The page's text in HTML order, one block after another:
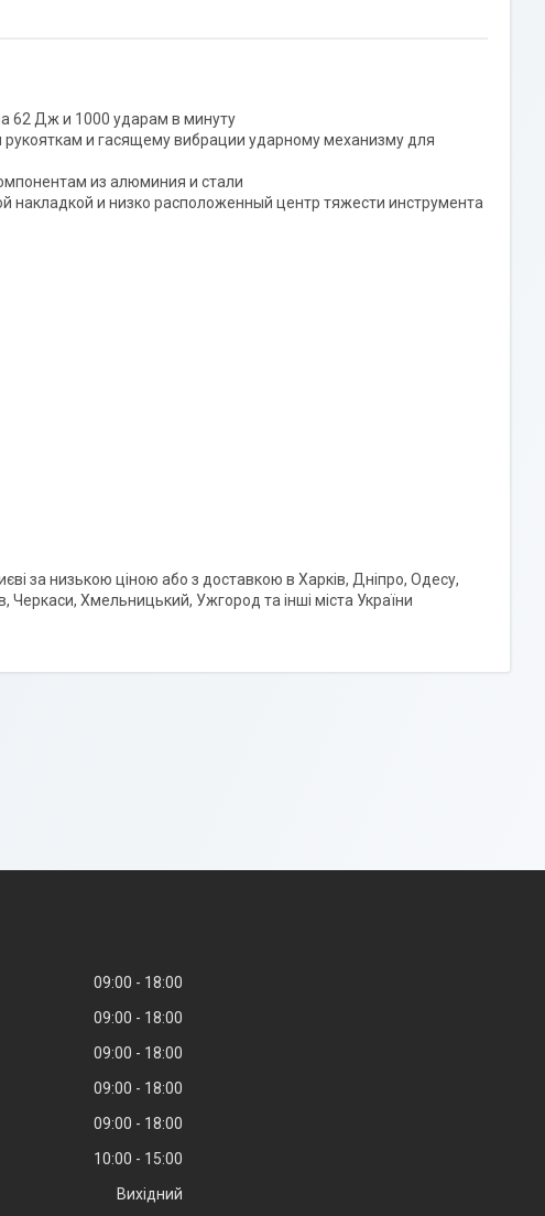
62 Дж и 1000 ударам в минуту
и гасящему вибрации ударному механизму для
из алюминия и стали
накладкой и низко расположенный центр тяжести инструмента
за низькою ціною або з доставкою в Харків, Дніпро, Одесу,
Черкаси, Хмельницький, Ужгород та інші міста України
09:00
18:00
09:00
18:00
09:00
18:00
09:00
18:00
09:00
18:00
10:00
15:00
Вихідний